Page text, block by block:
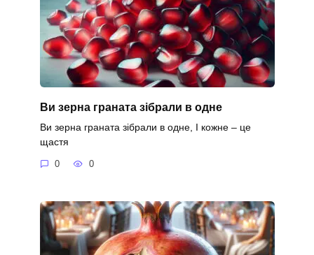
Ви зерна граната зібрали в одне
Ви зерна граната зібрали в одне, І кожне – це
щастя
0 0